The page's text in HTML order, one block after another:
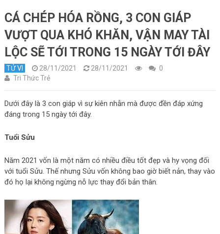
CÁ CHÉP HÓA RỒNG, 3 CON GIÁP
VƯỢT QUA KHÓ KHĂN, VẬN MAY TÀI
LỘC SẼ TỚI TRONG 15 NGÀY TỚI ĐÂY
TỬ VI 28/11/2021 28/11/2021
0
Tri Thức Trẻ
Dưới đây là 3 con giáp vì sự kiên nhẫn mà được đền đáp xứng
đáng trong 15 ngày tới đây.
Tuổi Sửu
Năm 2021 vốn là một năm có nhiều điều tốt đẹp và hy vọng đối
với tuổi Sửu. Thế nhưng Sửu vốn không bao giờ biết nản, thay vào
đó họ lại không ngừng nỗ lực thay đổi bản thân.